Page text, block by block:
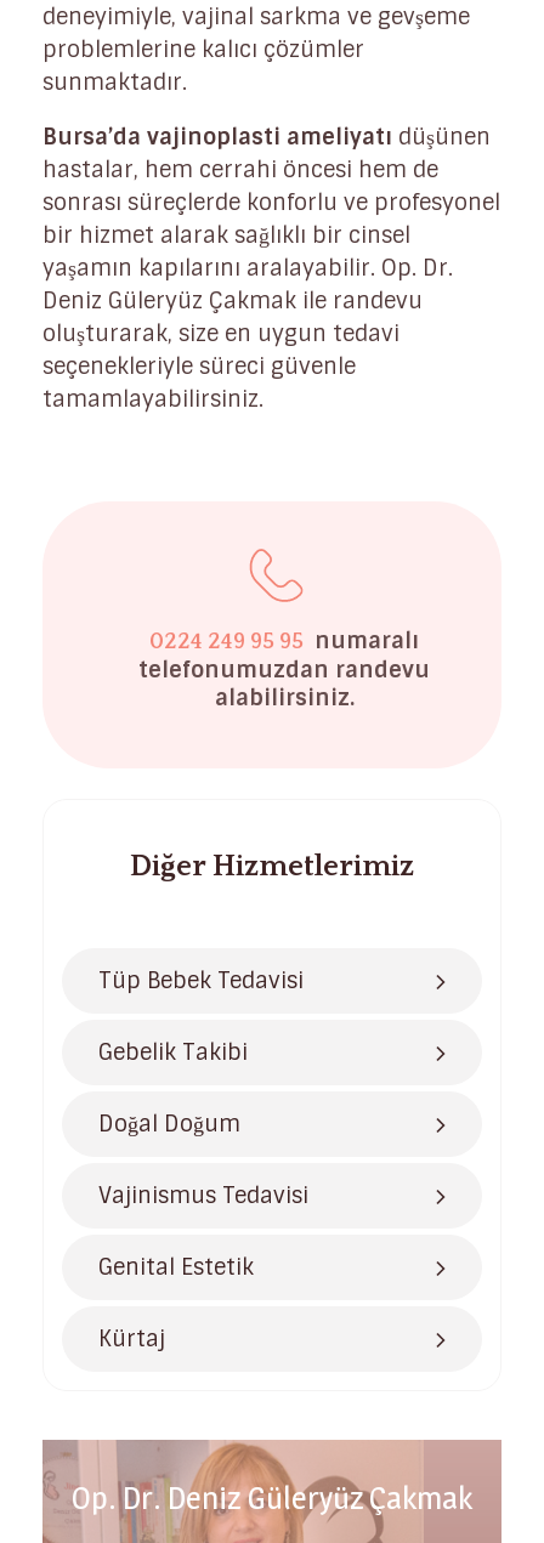
deneyimiyle, vajinal sarkma ve gevşeme
problemlerine kalıcı çözümler
sunmaktadır.
Bursa’da vajinoplasti ameliyatı düşünen
hastalar, hem cerrahi öncesi hem de
sonrası süreçlerde konforlu ve profesyonel
bir hizmet alarak sağlıklı bir cinsel
yaşamın kapılarını aralayabilir. Op. Dr.
Deniz Güleryüz Çakmak ile randevu
oluşturarak, size en uygun tedavi
seçenekleriyle süreci güvenle
tamamlayabilirsiniz.
0224 249 95 95 numaralı
telefonumuzdan randevu
alabilirsiniz.
Diğer Hizmetlerimiz
Tüp Bebek Tedavisi
Gebelik Takibi
Doğal Doğum
Vajinismus Tedavisi
Genital Estetik
Kürtaj
Op. Dr. Deniz Güleryüz Çakmak